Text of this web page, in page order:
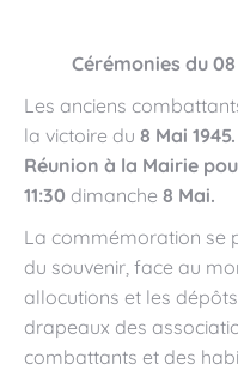
Cérémonies du
Les anciens
la victoire du 8 Mai 1945.
Réunion à la Mairie
11:30 dimanche 8 Mai.
La commémoration se
du souvenir, face au
allocutions et les
drapeaux des
combattants et des